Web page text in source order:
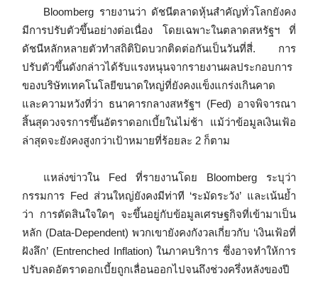
Bloomberg รายงานว่า ดัชนีตลาดหุ้นสำคัญทั่วโลกยังคง
มีการปรับตัวขึ้นอย่างต่อเนื่อง โดยเฉพาะในตลาดสหรัฐฯ ที่
ดัชนีหลักหลายตัวทำสถิติปิดบวกติดต่อกันเป็นวันที่สี่. การ
ปรับตัวขึ้นดังกล่าวได้รับแรงหนุนจากรายงานผลประกอบการ
ของบริษัทเทคโนโลยีขนาดใหญ่ที่ยังคงแข็งแกร่งเกินคาด
และความหวังที่ว่า ธนาคารกลางสหรัฐฯ (Fed) อาจพิจารณา
สิ้นสุดวงจรการขึ้นอัตราดอกเบี้ยในไม่ช้า แม้ว่าข้อมูลเงินเฟ้อ
ล่าสุดจะยังคงสูงกว่าเป้าหมายที่ร้อยละ 2 ก็ตาม
แหล่งข่าวใน Fed ที่รายงานโดย Bloomberg ระบุว่า
กรรมการ Fed ส่วนใหญ่ยังคงมีท่าที ‘ระมัดระวัง’ และเน้นย้ำ
ว่า การตัดสินใจใดๆ จะขึ้นอยู่กับข้อมูลเศรษฐกิจที่เข้ามาเป็น
หลัก (Data-Dependent) พวกเขายังคงกังวลเกี่ยวกับ ‘เงินเฟ้อที่
ฝังลึก’ (Entrenched Inflation) ในภาคบริการ ซึ่งอาจทำให้การ
ปรับลดอัตราดอกเบี้ยถูกเลื่อนออกไปจนถึงช่วงครึ่งหลังของปี